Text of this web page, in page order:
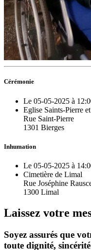
Cérémonie
Le 05-05-2025 à
Eglise Saints-Pierre
Rue Saint-Pierre
1301 Bierges
Inhumation
Le 05-05-2025 à
Cimetière de Limal
Rue Joséphine
1300 Limal
Laissez votre
Soyez assurés que
toute dignité,